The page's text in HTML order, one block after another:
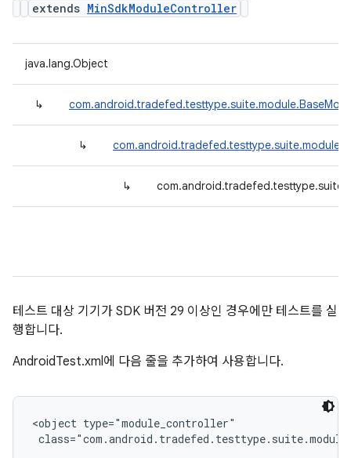
extends MinSdkModuleController
java.lang.Object
↳
↳
↳
테스트 대상 기기가 SDK 버전 29 이상인 경우에만 테스트를 실
행합니다.
AndroidTest.xml에 다음 줄을 추가하여 사용합니다.
<object type="module_controller"